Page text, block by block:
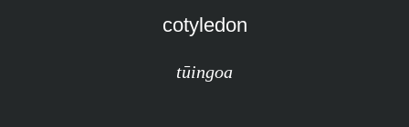
cotyledon
tūingoa